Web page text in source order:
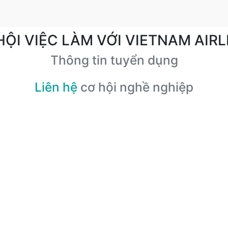
VIỆC LÀM VỚI VIETNAM
Thông tin tuyển dụng
Liên hệ cơ hội nghề nghiệp